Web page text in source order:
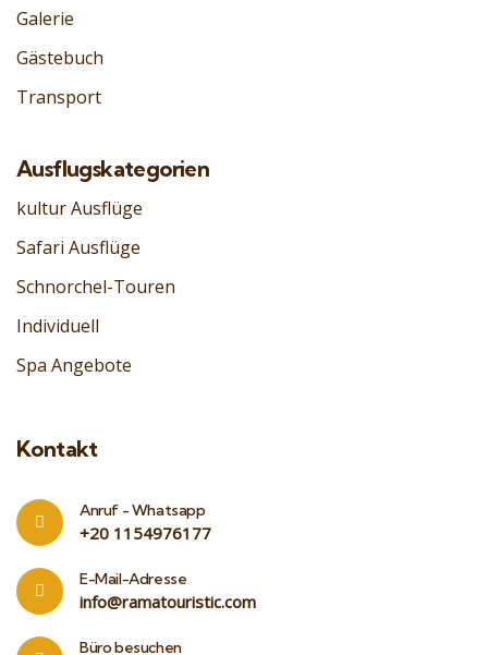
Galerie
Gästebuch
Transport
Ausflugskategorien
kultur Ausflüge
Safari Ausflüge
Schnorchel-Touren
Individuell
Spa Angebote
Kontakt
Anruf - Whatsapp
‎+20 1154976177
E-Mail-Adresse
info@ramatouristic.com
Büro besuchen